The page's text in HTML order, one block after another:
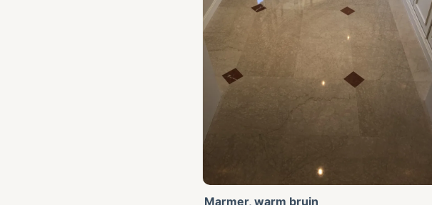
Marmer, warm bruin